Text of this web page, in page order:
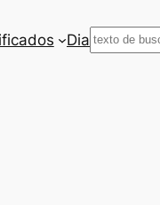
Dia Pesquisar